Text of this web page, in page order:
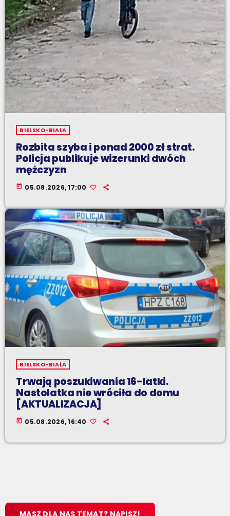
BIELSKO-BIAŁA
Rozbita szyba i ponad 2000 zł strat.
Policja publikuje wizerunki dwóch
mężczyzn
today 05.08.2026, 17:00
BIELSKO-BIAŁA
Trwają poszukiwania 16-latki.
Nastolatka nie wróciła do domu
[AKTUALIZACJA]
today 05.08.2026, 16:40
MASZ DLA NAS TEMAT? NAPISZ!